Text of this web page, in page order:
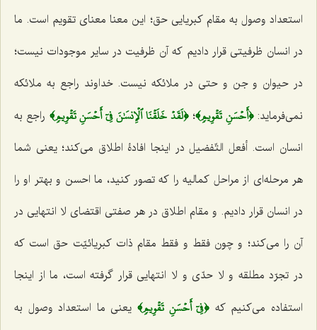
استعداد وصول به مقام کبریایی حق؛ این معنا معنای تقویم است. ما
در انسان ظرفیتی قرار دادیم که آن ظرفیت در سایر موجودات نیست؛
در حیوان و جن و حتی در ملائکه نیست. خداوند راجع به ملائکه
نمی‌فرماید:﴿أَحۡسَنِ تَقۡوِيمٖ﴾؛﴿لَقَدۡ خَلَقۡنَا ٱلۡإِنسَٰنَ فِيٓ أَحۡسَنِ تَقۡوِيمٖ﴾ راجع به
انسان است. أفعل التّفضیل در اینجا افادۀ اطلاق می‌کند؛ یعنی شما
هر مرحله‌ای از مراحل کمالیه را که تصور کنید، ما احسن و بهتر او را
در انسان قرار دادیم. و مقام اطلاق در هر صفتی اقتضای لا انتهایی در
آن را می‌کند؛ و چون فقط و فقط مقام ذات کبریائیّت حق است که
در تجرّد مطلقه و لا حدّی و لا انتهایی قرار گرفته است، ما از اینجا
استفاده می‌کنیم که ﴿فِيٓ أَحۡسَنِ تَقۡوِيمٖ﴾ یعنی ما استعداد وصول به